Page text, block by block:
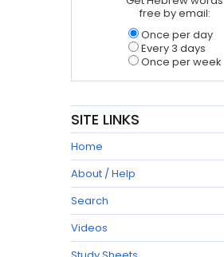
free by email:
Once per day
Every 3 days
Once per week
SITE LINKS
Home
About / Help
Search
Videos